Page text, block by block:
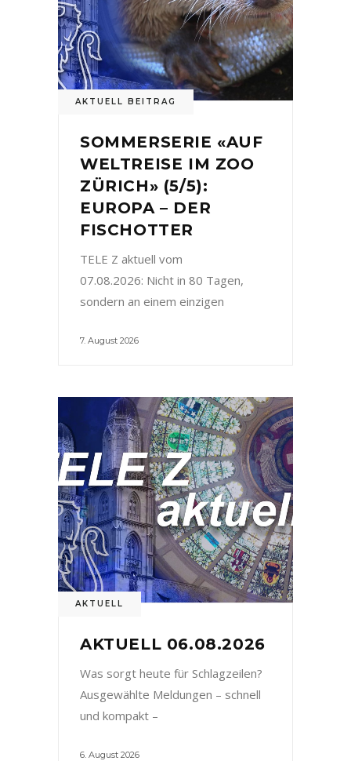
AKTUELL BEITRAG
SOMMERSERIE «AUF
WELTREISE IM ZOO
ZÜRICH» (5/5):
EUROPA – DER
FISCHOTTER
TELE Z aktuell vom
07.08.2026: Nicht in 80 Tagen,
sondern an einem einzigen
7. August 2026
AKTUELL
AKTUELL 06.08.2026
Was sorgt heute für Schlagzeilen?
Ausgewählte Meldungen – schnell
und kompakt –
6. August 2026